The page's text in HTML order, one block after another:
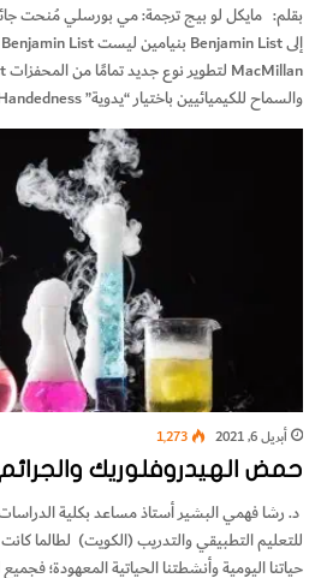
والسماح للكيميائيين باختيار “يدوية” Handedness…
أبريل 6, 2021 1٬273
حمض الهيدروفلوريك
د. رشا فهمي البشير أستاذ مساعد بكلية الدراسات
للتعليم التطبيقي والتدريب (الكويت) لطالما كانت
حياتنا اليومية وأنشطتنا الحياتية المعهودة؛